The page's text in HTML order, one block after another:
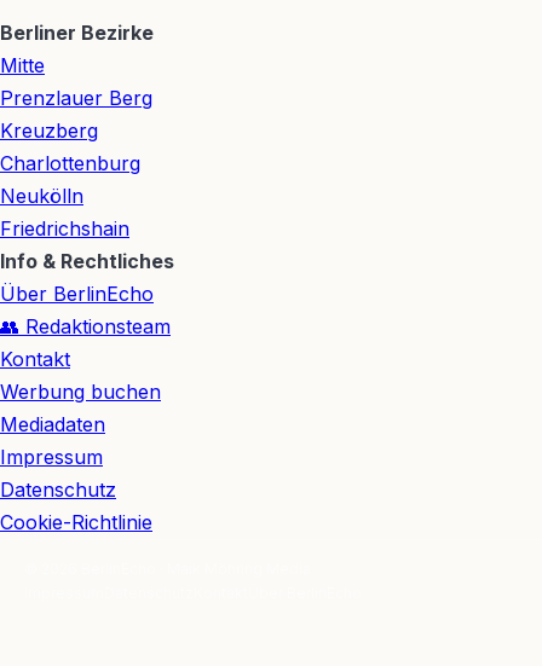
Berliner Bezirke
Mitte
Prenzlauer Berg
Kreuzberg
Charlottenburg
Neukölln
Friedrichshain
Info & Rechtliches
Über BerlinEcho
👥 Redaktionsteam
Kontakt
Werbung buchen
Mediadaten
Impressum
Datenschutz
Cookie-Richtlinie